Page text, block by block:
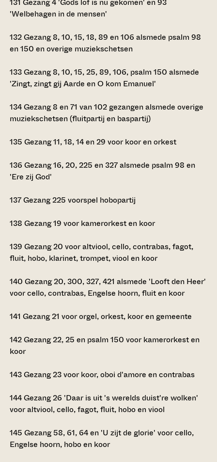
'Welbehagen in de mensen'
132Gezang 8, 10, 15, 18, 89 en 106 alsmede psalm 98
en 150 en overige muziekschetsen
133Gezang 8, 10, 15, 25, 89, 106, psalm 150 alsmede
'Zingt, zingt gij Aarde en O kom Emanuel'
134Gezang 8 en 71 van 102 gezangen alsmede overige
muziekschetsen (fluitpartij en baspartij)
135 Gezang 11, 18, 14 en 29 voor koor en orkest
136 Gezang 16, 20, 225 en 327 alsmede psalm 98 en
'Ere zij God'
137Gezang 225 voorspel hobopartij
138 Gezang 19 voor kamerorkest en koor
139 Gezang 20 voor altviool, cello, contrabas, fagot,
fluit, hobo, klarinet, trompet, viool en koor
140 Gezang 20, 300, 327, 421 alsmede 'Looft den Heer'
voor cello, contrabas, Engelse hoorn, fluit en koor
141 Gezang 21 voor orgel, orkest, koor en gemeente
142Gezang 22, 25 en psalm 150 voor kamerorkest en
koor
143Gezang 23 voor koor, oboi d'amore en contrabas
144Gezang 26 'Daar is uit 's werelds duist're wolken'
voor altviool, cello, fagot, fluit, hobo en viool
145 Gezang 58, 61, 64 en 'U zijt de glorie' voor cello,
Engelse hoorn, hobo en koor